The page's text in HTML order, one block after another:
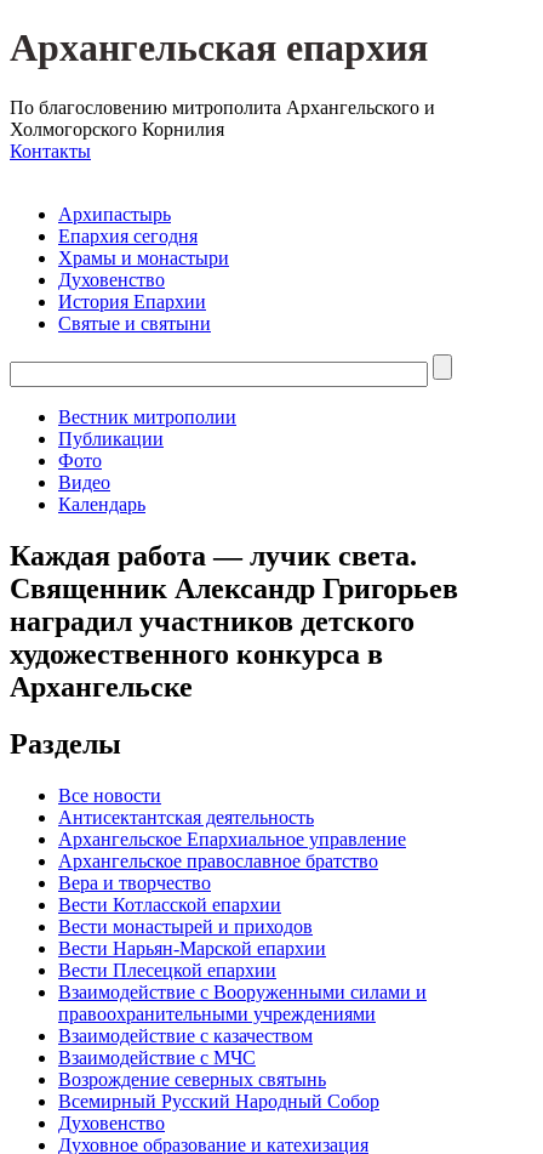
Архангельская епархия
По благословению митрополита Архангельского и
Холмогорского Корнилия
Контакты
Архипастырь
Епархия сегодня
Храмы и монастыри
Духовенство
История Епархии
Святые и святыни
Вестник митрополии
Публикации
Фото
Видео
Календарь
Каждая работа — лучик света.
Священник Александр Григорьев
наградил участников детского
художественного конкурса в
Архангельске
Разделы
Все новости
Антисектантская деятельность
Архангельское Епархиальное управление
Архангельское православное братство
Вера и творчество
Вести Котласской епархии
Вести монастырей и приходов
Вести Нарьян-Марской епархии
Вести Плесецкой епархии
Взаимодействие с Вооруженными силами и
правоохранительными учреждениями
Взаимодействие с казачеством
Взаимодействие с МЧС
Возрождение северных святынь
Всемирный Русский Народный Собор
Духовенство
Духовное образование и катехизация